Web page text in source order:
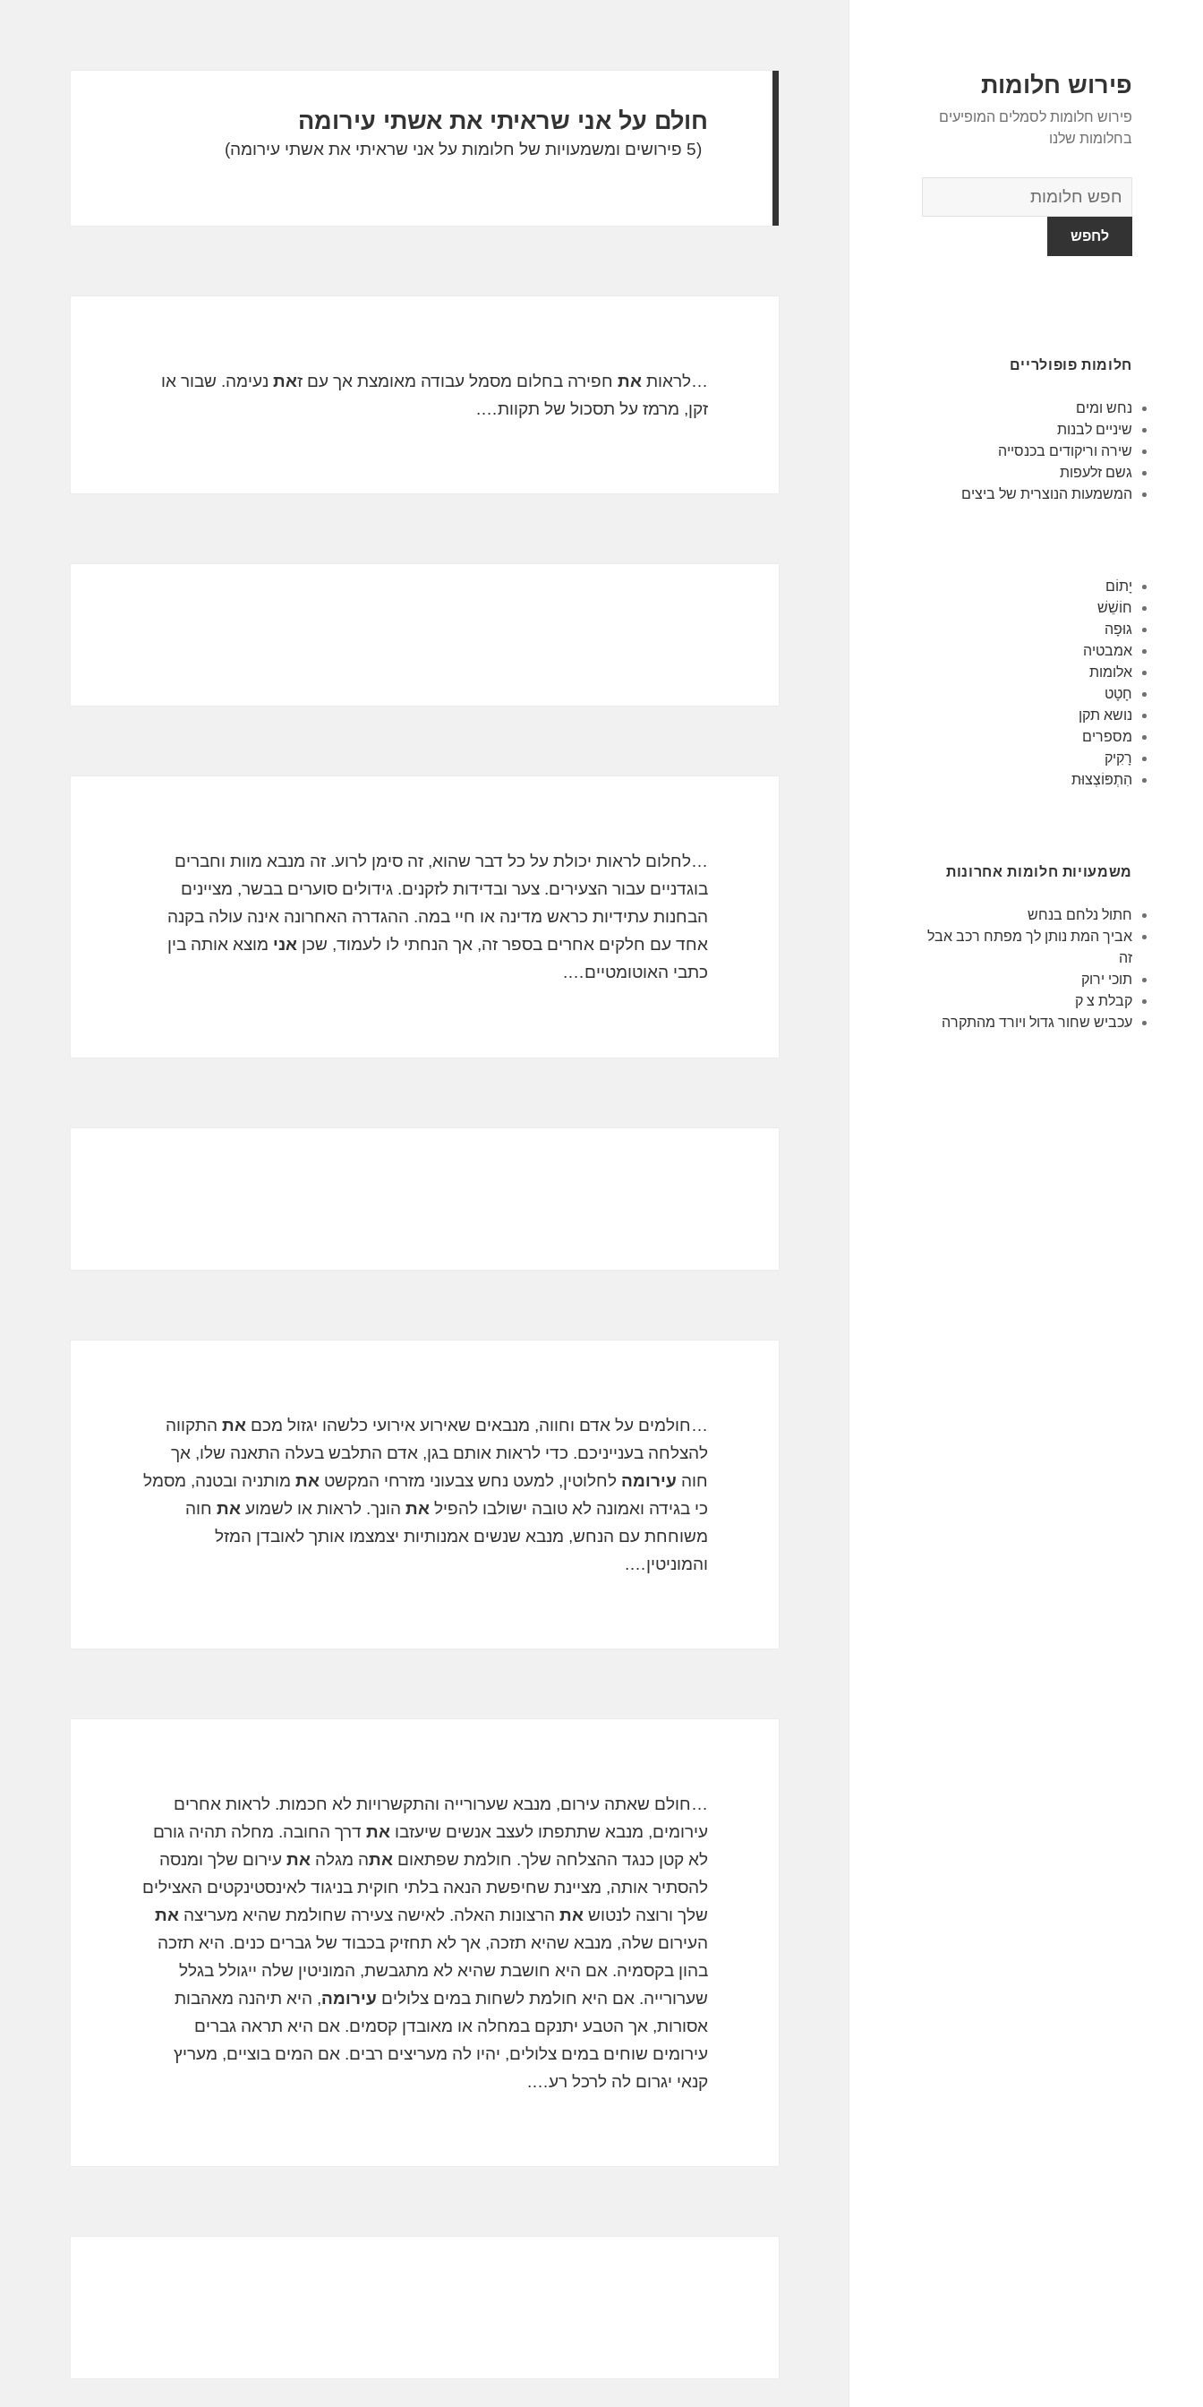
פירוש חלומות
פירוש חלומות לסמלים המופיעים
בחלומות שלנו
מילון
החלומות
חלומות פופולריים
נחש ומים
שיניים לבנות
שירה וריקודים בכנסייה
גשם זלעפות
המשמעות הנוצרית של ביצים
יָתוֹם
חוֹשֵׁשׁ
גוּפָה
אמבטיה
אלומות
חָטָט
נושא תקן
מספרים
רָקִיק
הִתְפּוֹצְצוּת
משמעויות חלומות אחרונות
חתול נלחם בנחש
אביך המת נותן לך מפתח רכב אבל
זה
תוכי ירוק
קבלת צ ק
עכביש שחור גדול ויורד מהתקרה
חולם על אני שראיתי את אשתי עירומה
(5 פירושים ומשמעויות של חלומות על אני שראיתי את אשתי עירומה)
…לראות את חפירה בחלום מסמל עבודה מאומצת אך עם זאת נעימה. שבור או
זקן, מרמז על תסכול של תקוות….
…לחלום לראות יכולת על כל דבר שהוא, זה סימן לרוע. זה מנבא מוות וחברים
בוגדניים עבור הצעירים. צער ובדידות לזקנים. גידולים סוערים בבשר, מציינים
הבחנות עתידיות כראש מדינה או חיי במה. ההגדרה האחרונה אינה עולה בקנה
אחד עם חלקים אחרים בספר זה, אך הנחתי לו לעמוד, שכןאני מוצא אותה בין
כתבי האוטומטיים….
…חולמים על אדם וחווה, מנבאים שאירוע אירועי כלשהו יגזול מכם את התקווה
להצלחה בענייניכם. כדי לראות אותם בגן, אדם התלבש בעלה התאנה שלו, אך
חוה עירומה לחלוטין, למעט נחש צבעוני מזרחי המקשט את מותניה ובטנה, מסמל
כי בגידה ואמונה לא טובה ישולבו להפיל את הונך. לראות או לשמוע את חוה
משוחחת עם הנחש, מנבא שנשים אמנותיות יצמצמו אותך לאובדן המזל
והמוניטין….
…חולם שאתה עירום, מנבא שערורייה והתקשרויות לא חכמות. לראות אחרים
עירומים, מנבא שתתפתו לעצב אנשים שיעזבו את דרך החובה. מחלה תהיה גורם
לא קטן כנגד ההצלחה שלך. חולמת שפתאום אתה מגלה את עירום שלך ומנסה
להסתיר אותה, מציינת שחיפשת הנאה בלתי חוקית בניגוד לאינסטינקטים האצילים
שלך ורוצה לנטוש את הרצונות האלה. לאישה צעירה שחולמת שהיא מעריצה את
העירום שלה, מנבא שהיא תזכה, אך לא תחזיק בכבוד של גברים כנים. היא תזכה
בהון בקסמיה. אם היא חושבת שהיא לא מתגבשת, המוניטין שלה ייגולל בגלל
שערורייה. אם היא חולמת לשחות במים צלולים עירומה, היא תיהנה מאהבות
אסורות, אך הטבע יתנקם במחלה או מאובדן קסמים. אם היא תראה גברים
עירומים שוחים במים צלולים, יהיו לה מעריצים רבים. אם המים בוציים, מעריץ
קנאי יגרום לה לרכל רע….